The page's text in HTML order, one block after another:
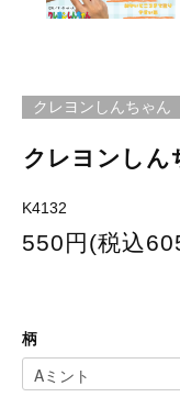
クレヨンしんちゃん
クレヨンし
K4132
550円(税込
柄